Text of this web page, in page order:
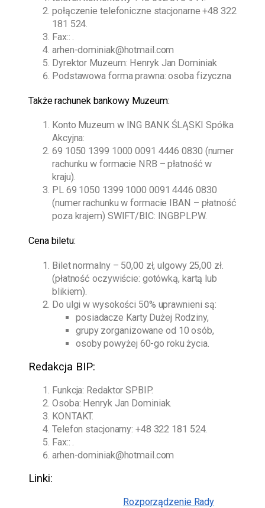
połączenie telefoniczne stacjonarne+48 322
181 524.
Fax:: .
arhen-dominiak@hotmail.com
Dyrektor Muzeum: Henryk Jan Dominiak
Podstawowa forma prawna: osoba fizyczna
Także rachunek bankowy Muzeum:
Konto Muzeum w ING BANK ŚLĄSKI Spółka
Akcyjna:
69 1050 1399 1000 0091 4446 0830 (numer
rachunku w formacie NRB – płatność w
kraju).
PL 69 1050 1399 1000 0091 4446 0830
(numer rachunku w formacie IBAN – płatność
poza krajem) SWIFT/BIC: INGBPLPW.
Cena biletu:
Bilet normalny – 50,00 zł, ulgowy 25,00 zł.
(płatność oczywiście: gotówką, kartą lub
blikiem).
Do ulgi w wysokości 50% uprawnieni są:
posiadacze Karty Dużej Rodziny,
grupy zorganizowane od 10 osób,
osoby powyżej 60-go roku życia.
Redakcja BIP:
Funkcja: Redaktor SPBIP.
Osoba: Henryk Jan Dominiak
KONTAKT.
Telefon stacjonarny: +48 322 181 524.
Fax:: .
arhen-dominiak@hotmail.com
Linki:
Rozporządzenie Rady